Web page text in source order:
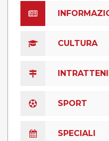
CULTURA
SPORT
SPECIALI